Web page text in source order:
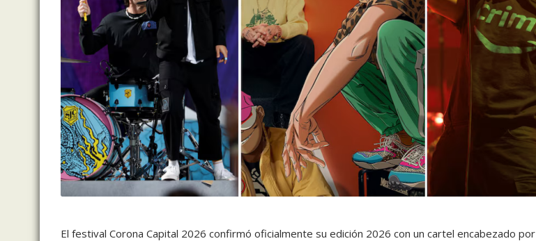
El festival Corona Capital 2026 confirmó oficialmente su edición 2026 con un cartel encabezado por